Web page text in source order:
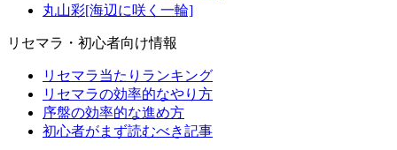
丸山彩[海辺に咲く一輪]
リセマラ・初心者向け情報
リセマラ当たりランキング
リセマラの効率的なやり方
序盤の効率的な進め方
初心者がまず読むべき記事